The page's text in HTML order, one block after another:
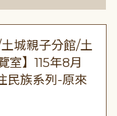
城親子分館/土
室】115年8月
民族系列-原來